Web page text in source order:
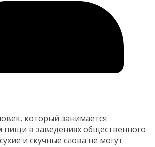
который занимается
пищи в заведениях общественного
и скучные слова не могут